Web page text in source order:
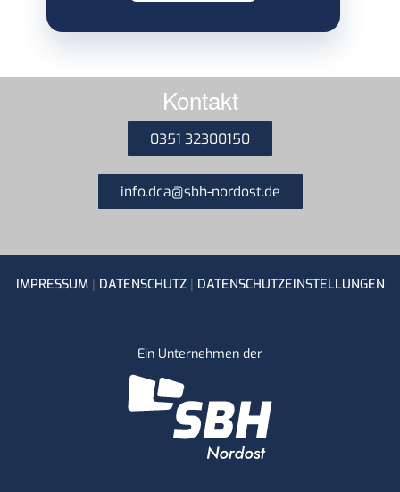
Kontakt
0351 32300150
info.dca@sbh-nordost.de
IMPRESSUM| DATENSCHUTZ| DATENSCHUTZEINSTELLUNGEN
Ein Unternehmen der